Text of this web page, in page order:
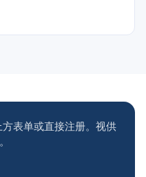
表单或直接注册。视供